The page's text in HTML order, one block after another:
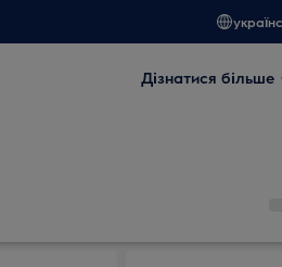
Дізнатися більше